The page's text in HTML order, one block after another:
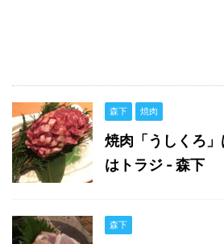
森下 焼肉
焼肉「うしくろ
はトラジ - 森下
森下